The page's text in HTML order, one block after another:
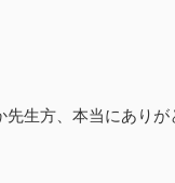
生方、本当にありが